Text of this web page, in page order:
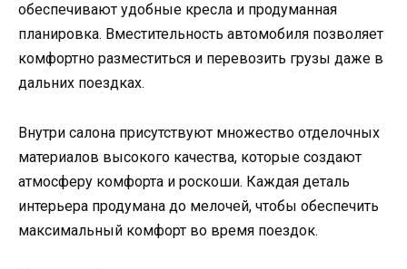
обеспечивают удобные кресла и продуманная
планировка. Вместительность автомобиля позволяет
комфортно разместиться и перевозить грузы даже в
дальних поездках.
Внутри салона присутствуют множество отделочных
материалов высокого качества, которые создают
атмосферу комфорта и роскоши. Каждая деталь
интерьера продумана до мелочей, чтобы обеспечить
максимальный комфорт во время поездок.